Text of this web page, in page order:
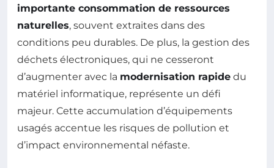
importante consommation de ressources
naturelles, souvent extraites dans des
conditions peu durables. De plus, la gestion des
déchets électroniques, qui ne cesseront
d’augmenter avec la modernisation rapide du
matériel informatique, représente un défi
majeur. Cette accumulation d’équipements
usagés accentue les risques de pollution et
d’impact environnemental néfaste.